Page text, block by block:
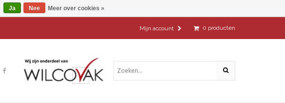
0 producten
Mijn account
Ja Nee Meer over cookies »